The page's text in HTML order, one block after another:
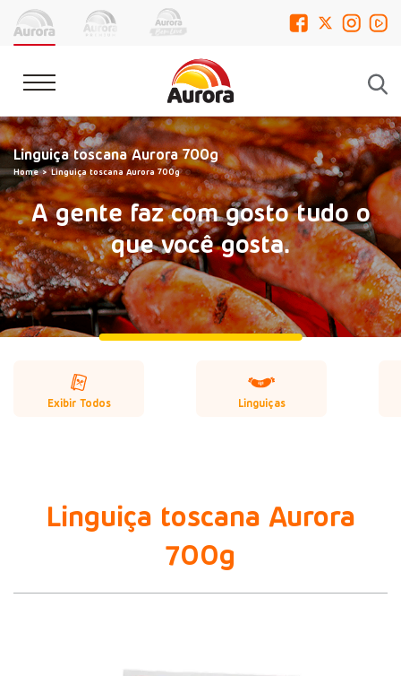
Linguiça toscana Aurora 700g
Home Linguiça toscana Aurora 700g
A gente faz com gosto tudo o
que você gosta.
Exibir Todos Linguiças
Linguiça toscana Aurora
700g